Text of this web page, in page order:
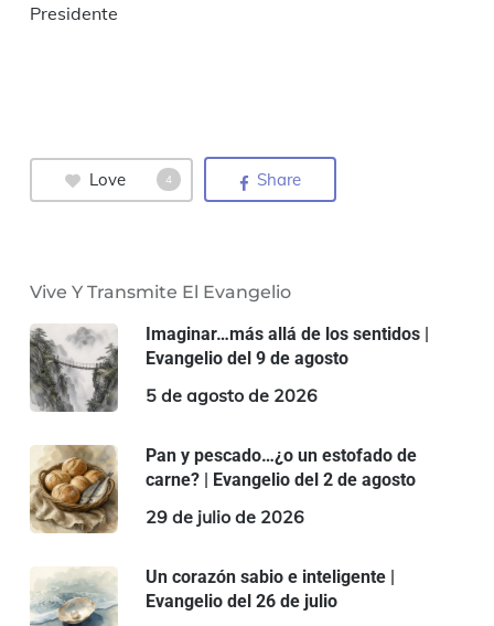
Presidente
Love 4 Share
Vive Y Transmite El Evangelio
Imaginar…más allá de los sentidos |
Evangelio del 9 de agosto
5 de agosto de 2026
Pan y pescado…¿o un estofado de
carne? | Evangelio del 2 de agosto
29 de julio de 2026
Un corazón sabio e inteligente |
Evangelio del 26 de julio